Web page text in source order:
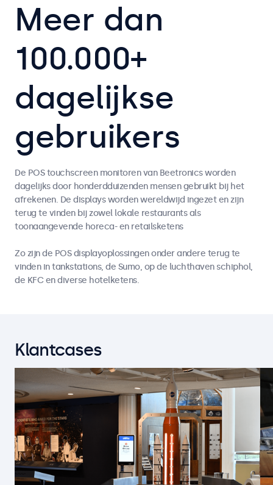
Meer dan
100.000+
dagelijkse
gebruikers
De POS touchscreen monitoren van Beetronics worden
dagelijks door honderdduizenden mensen gebruikt bij het
afrekenen. De displays worden wereldwijd ingezet en zijn
terug te vinden bij zowel lokale restaurants als
toonaangevende horeca- en retailsketens
Zo zijn de POS displayoplossingen onder andere terug te
vinden in tankstations, de Sumo, op de luchthaven schiphol,
de KFC en diverse hotelketens.
Klantcases